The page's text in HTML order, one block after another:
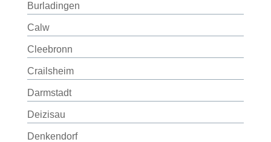
Burladingen
Calw
Cleebronn
Crailsheim
Darmstadt
Deizisau
Denkendorf